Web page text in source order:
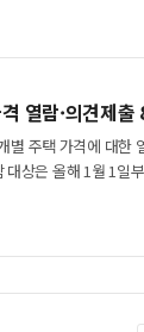
열람·의견제출
주택 가격에 대한
상은 올해 1월 1일